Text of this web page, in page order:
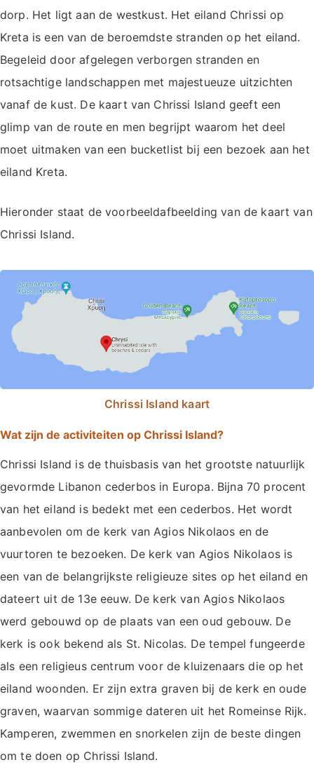
dorp. Het ligt aan de westkust. Het eiland Chrissi op
Kreta is een van de beroemdste stranden op het eiland.
Begeleid door afgelegen verborgen stranden en
rotsachtige landschappen met majestueuze uitzichten
vanaf de kust. De kaart van Chrissi Island geeft een
glimp van de route en men begrijpt waarom het deel
moet uitmaken van een bucketlist bij een bezoek aan het
eiland Kreta.
Hieronder staat de voorbeeldafbeelding van de kaart van
Chrissi Island.
Chrissi Island kaart
Wat zijn de activiteiten op Chrissi Island?
Chrissi Island is de thuisbasis van het grootste natuurlijk
gevormde Libanon cederbos in Europa. Bijna 70 procent
van het eiland is bedekt met een cederbos. Het wordt
aanbevolen om de kerk van Agios Nikolaos en de
vuurtoren te bezoeken. De kerk van Agios Nikolaos is
een van de belangrijkste religieuze sites op het eiland en
dateert uit de 13e eeuw. De kerk van Agios Nikolaos
werd gebouwd op de plaats van een oud gebouw. De
kerk is ook bekend als St. Nicolas. De tempel fungeerde
als een religieus centrum voor de kluizenaars die op het
eiland woonden. Er zijn extra graven bij de kerk en oude
graven, waarvan sommige dateren uit het Romeinse Rijk.
Kamperen, zwemmen en snorkelen zijn de beste dingen
om te doen op Chrissi Island.